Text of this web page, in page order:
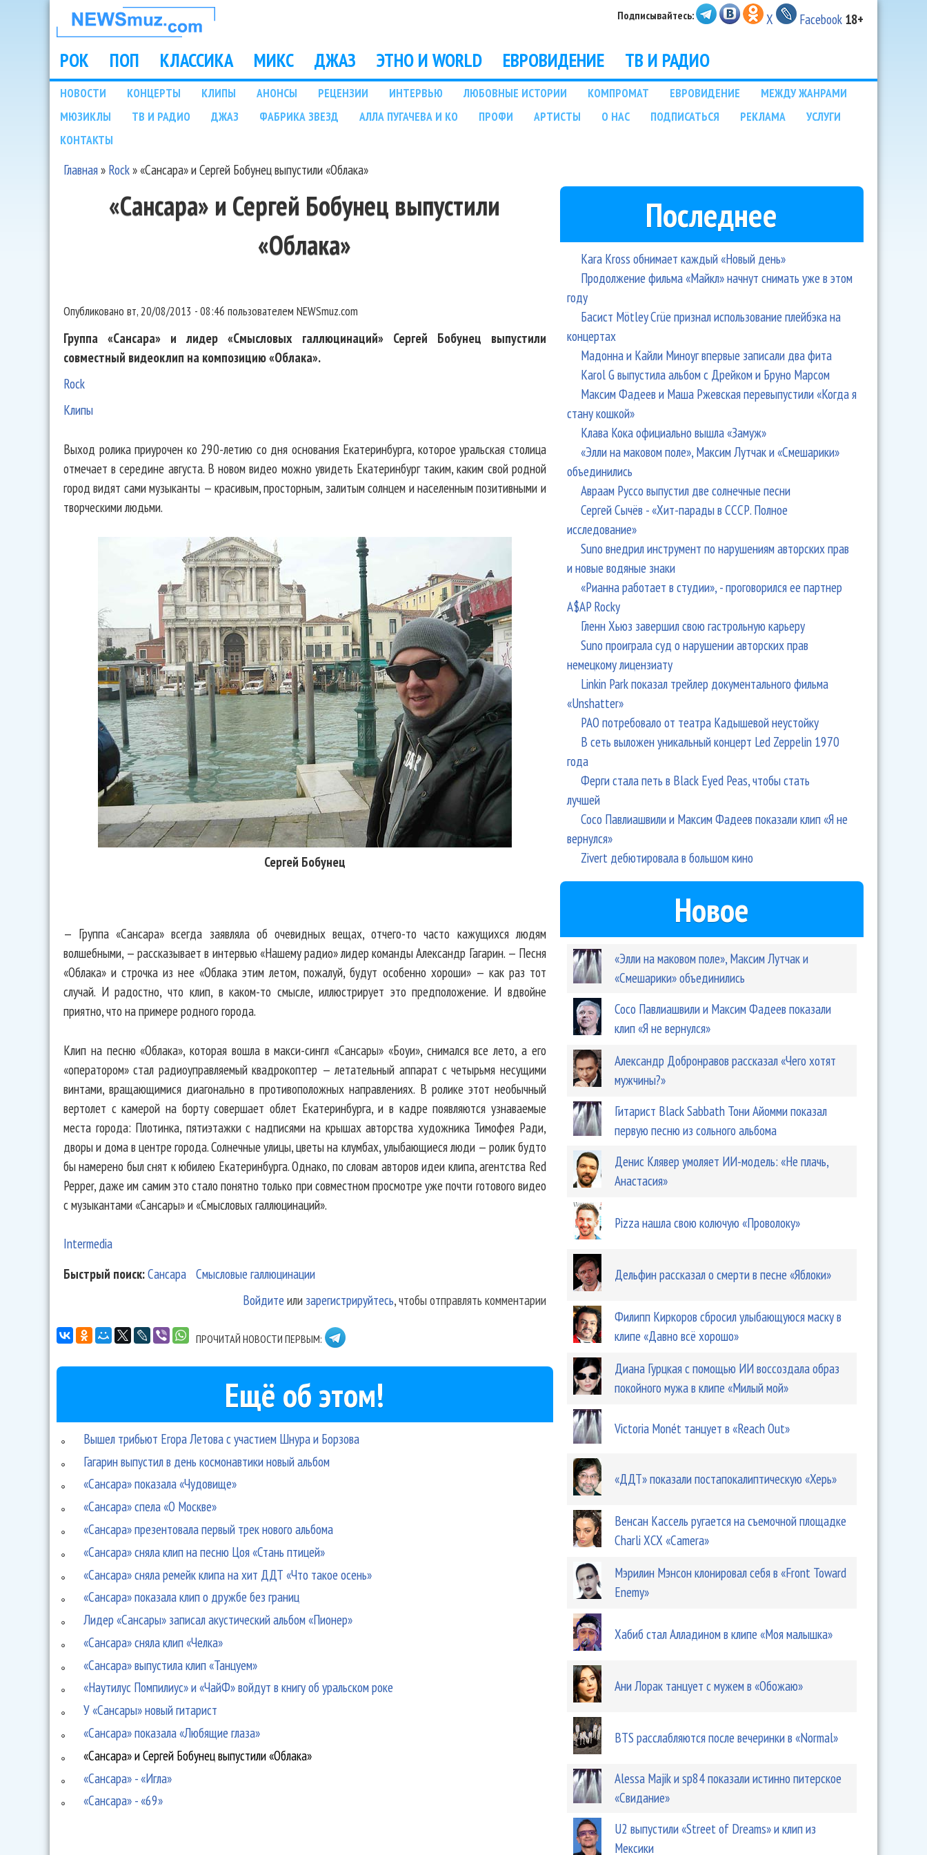
НОВОСТИ
МУЗЫКИ И
ШОУ БИЗНЕСА
NEWSMUZ.COM
Подписывайтесь: X Facebook 18+
Main menu
РОК ПОП КЛАССИКА МИКС ДЖАЗ ЭТНО И WORLD ЕВРОВИДЕНИЕ ТВ И РАДИО
Подразделы
НОВОСТИ КОНЦЕРТЫ КЛИПЫ АНОНСЫ РЕЦЕНЗИИ ИНТЕРВЬЮ ЛЮБОВНЫЕ ИСТОРИИ КОМПРОМАТ ЕВРОВИДЕНИЕ
МЕЖДУ ЖАНРАМИ
МЮЗИКЛЫ
ТВ И РАДИО ДЖАЗ ФАБРИКА ЗВЕЗД АЛЛА ПУГАЧЕВА И КО ПРОФИ АРТИСТЫ О НАС ПОДПИСАТЬСЯ РЕКЛАМА
УСЛУГИ
КОНТАКТЫ
Главная» Rock»«Сансара» и Сергей Бобунец выпустили «Облака»
«Сансара» и Сергей Бобунец выпустили
«Облака»
Опубликовано вт, 20/08/2013 - 08:46 пользователем NEWSmuz.com
Группа «Сансара» и лидер «Смысловых галлюцинаций» Сергей Бобунец выпустили
совместный видеоклип на композицию «Облака».
Rock
Клипы
Выход ролика приурочен ко 290-летию со дня основания Екатеринбурга, которое уральская столица
отмечает в середине августа. В новом видео можно увидеть Екатеринбург таким, каким свой родной
город видят сами музыканты — красивым, просторным, залитым солнцем и населенным позитивными и
творческими людьми.
Сергей Бобунец
— Группа «Сансара» всегда заявляла об очевидных вещах, отчего-то часто кажущихся людям
волшебными, — рассказывает в интервью «Нашему радио» лидер команды Александр Гагарин. — Песня
«Облака» и строчка из нее «Облака этим летом, пожалуй, будут особенно хороши» — как раз тот
случай. И радостно, что клип, в каком-то смысле, иллюстрирует это предположение. И вдвойне
приятно, что на примере родного города.
Клип на песню «Облака», которая вошла в макси-сингл «Сансары» «Боуи», снимался все лето, а его
«оператором» стал радиоуправляемый квадрокоптер — летательный аппарат с четырьмя несущими
винтами, вращающимися диагонально в противоположных направлениях. В ролике этот необычный
вертолет с камерой на борту совершает облет Екатеринбурга, и в кадре появляются узнаваемые
места города: Плотинка, пятиэтажки с надписями на крышах авторства художника Тимофея Ради,
дворы и дома в центре города. Солнечные улицы, цветы на клумбах, улыбающиеся люди — ролик будто
бы намерено был снят к юбилею Екатеринбурга. Однако, по словам авторов идеи клипа, агентства Red
Pepper, даже им самим это стало понятно только при совместном просмотре уже почти готового видео
с музыкантами «Сансары» и «Смысловых галлюцинаций».
Intermedia
Быстрый поиск:Сансара Смысловые галлюцинации
Войдите или зарегистрируйтесь, чтобы отправлять комментарии
ПРОЧИТАЙ НОВОСТИ ПЕРВЫМ:
Ещё об этом!
Вышел трибьют Егора Летова с участием Шнура и Борзова
Гагарин выпустил в день космонавтики новый альбом
«Сансара» показала «Чудовище»
«Сансара» спела «О Москве»
«Сансара» презентовала первый трек нового альбома
«Сансара» сняла клип на песню Цоя «Стань птицей»
«Сансара» сняла ремейк клипа на хит ДДТ «Что такое осень»
«Сансара» показала клип о дружбе без границ
Лидер «Сансары» записал акустический альбом «Пионер»
«Сансара» сняла клип «Челка»
«Сансара» выпустила клип «Танцуем»
«Наутилус Помпилиус» и «ЧайФ» войдут в книгу об уральском роке
У «Сансары» новый гитарист
«Сансара» показала «Любящие глаза»
«Сансара» и Сергей Бобунец выпустили «Облака»
«Сансара» - «Игла»
«Сансара» - «69»
Последнее
Kara Kross обнимает каждый «Новый день»
Продолжение фильма «Майкл» начнут снимать уже в этом
году
Басист Mötley Crüe признал использование плейбэка на
концертах
Мадонна и Кайли Миноуг впервые записали два фита
Karol G выпустила альбом с Дрейком и Бруно Марсом
Максим Фадеев и Маша Ржевская перевыпустили «Когда я
стану кошкой»
Клава Кока официально вышла «Замуж»
«Элли на маковом поле», Максим Лутчак и «Смешарики»
объединились
Авраам Руссо выпустил две солнечные песни
Сергей Сычёв - «Хит-парады в СССР. Полное
исследование»
Suno внедрил инструмент по нарушениям авторских прав
и новые водяные знаки
«Рианна работает в студии», - проговорился ее партнер
A$AP Rocky
Гленн Хьюз завершил свою гастрольную карьеру
Suno проиграла суд о нарушении авторских прав
немецкому лицензиату
Linkin Park показал трейлер документального фильма
«Unshatter»
РАО потребовало от театра Кадышевой неустойку
В сеть выложен уникальный концерт Led Zeppelin 1970
года
Ферги стала петь в Black Eyed Peas, чтобы стать
лучшей
Сосо Павлиашвили и Максим Фадеев показали клип «Я не
вернулся»
Zivert дебютировала в большом кино
Новое
«Элли на маковом поле», Максим Лутчак и
«Смешарики» объединились
Сосо Павлиашвили и Максим Фадеев показали
клип «Я не вернулся»
Александр Добронравов рассказал «Чего хотят
мужчины?»
Гитарист Black Sabbath Тони Айомми показал
первую песню из сольного альбома
Денис Клявер умоляет ИИ-модель: «Не плачь,
Анастасия»
Pizza нашла свою колючую «Проволоку»
Дельфин рассказал о смерти в песне «Яблоки»
Филипп Киркоров сбросил улыбающуюся маску в
клипе «Давно всё хорошо»
Диана Гурцкая с помощью ИИ воссоздала образ
покойного мужа в клипе «Милый мой»
Victoria Monét танцует в «Reach Out»
«ДДТ» показали постапокалиптическую «Херь»
Венсан Кассель ругается на съемочной площадке
Charli XCX «Camera»
Мэрилин Мэнсон клонировал себя в «Front Toward
Enemy»
Хабиб стал Алладином в клипе «Моя малышка»
Ани Лорак танцует с мужем в «Обожаю»
BTS расслабляются после вечеринки в «Normal»
Alessa Majik и sp84 показали истинно питерское
«Свидание»
U2 выпустили «Street of Dreams» и клип из
Мексики